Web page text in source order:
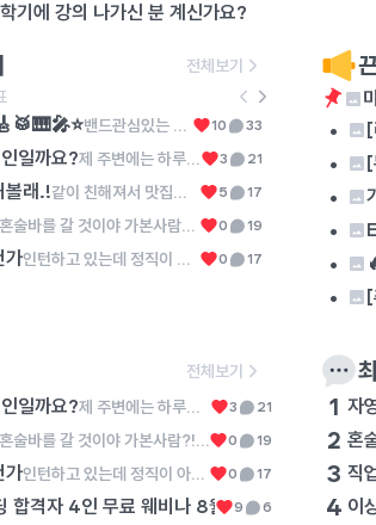
기에 강의 나가신 분 계신가요?
전체보기
밴드관심있는 사람?! 저번에 대학원생분들 모여서 합주 한번해봤는데 넘 좋더라구..!!!! રલા 나는,, 단순 일회성이아니라.. 장기적으로 밴드를 하거싶어서..!🥺✨ 음악이라는 좋은 관심사를 통해서 여럿이서 모여서 같이 뭘한다는게 엄청 뿌듯하고 재밌더라구?!!! >< 한번도 안해봤어도 괜찮아 ..!! 전공이 아니어도 괜찮아!!!! 그냥 밴드하는거에 진심인 사람이면 돼. 정기적으로 모여서 같이 합주하구 얘기도 나누고 내가 대문자 N이라서 그런지 모르겠는데..ㅋㅋ 나중에 혹시라도 잘되면 우리만의 자작곡같은거 만들어서 내거나 유명한 곡들 커버해서 인스타 계정 만들어서 혹시 우리 밴드가 커질수도 있나 .. 헤헤 라는 이상한 생각을 하기도 하지만(?) 여튼 너무 딥하게는 생각하지말고 ..! 밴드에 관심있거나 하고싶으면 나에게 꼭꼭 말해주었으면 해 ..!!!!!!!!! 𖤐 같이 재밌는 밴드 하자,,. 🥺✨ 🙏🏻🥲✨ 10 33
일까요? 제 주변에는 하루에 최소 15시간, 많게는 19시간을 자기 몸과 영혼을 갈아서 자영업에 종사하는 이웃들이 있습니다. 이 분들은 순수 마진이라도 건지기 위해서 하루에 최소한 이 정도는 일해야 하고, 월 매출 6,000만 원을 넘기지 못하면 아르바이트생 월급도 주지 못하고 유지보수비에도 투자하지 못합니다. 그렇다보니 이 분들은 남녀 할 것 없이 1년에 쉬는 날이 1월 첫 날, 설날 당일, 추석 당일 밖에 없다고 이야기합니다. 그런데 과거 정부에서는 이 분들이 벌어들인 소득에 불필요하게 세금을 매기려 했고, 최저 시급도 너무 많이 올려서 코로나19 시기에는 이 분들이 애써 일구어 낸 사업을 접어야 하였습니다. 며칠 전 어느 대표님의 폐업을 돕는 일을 잠시 했습니다. 일을 하는 과정에서 켜켜이 쌓인 재고를 보며 마음이 너무 무거워졌습니다. 퇴근하고 학술논문을 쓰러 가는 길에 '사업을 하는 분들은 죄인인가?'라는 생각에 잠기곤 했습니다. 사업이란 이것이다! 도대체 사업을 하시는 분들이 무슨 죄를 지었길래 이러한 수모를 당해야만 하는지 이해가 가지 않습니다. 사업하는 분들을 조용히 응원하기라도 하면 몰라요. 그런데, 사업하는 분들이나 다주택자에 대해서 우리 사회는 저 분들을 적대시하기만 하고 저 분들에게서 돈을 뜯어내려고만 하고 있습니다. 우리는 이 분들이 낸 세금으로 살아가고 있는데, 이 분들의 입장이 되어 보기라도 했는지 모르겠습니다. 우연히 다주택자 분을 만나서 이야기를 나눠 봤습니다. "내가 국민학교 다녔을 때는 2명의 누나들과 4명의 형제들이랑 라면 한 봉지를 나눠서 먹을 정도로 힘들게 살았다. 중학생 때는 공납금을 제 때에 내지 못해서 쫓겨나는 것은 아닐까 불안해하며 살았다. 가난을 내 대에서 끊고, 내 자식과 손자들은 잘 살면 좋겠다는 일념으로 설날 당일과 추석 당일을 빼고 쉰 적이 없었고, 어렵게 모은 돈으로 불우한 청소년들한테 장학금도 주고 빌딩도 사고 아파트도 샀다. 그런데, 정부에서 가진 사람들에게 세금을 더 매기면 못 가진 사람들은 오히려 더 살기 힘들어진다. 다들 이걸 알기나 하는지 모르겠다." 사업을 하며 살아가는 사람들의 이야기는 조용히 묻히는 것이 너무 통탄스럽습니다. 다주택자들의 치열한 삶의 현장 또한 조용히 묻히는 것이 너무 아쉽습니다. 이런 이유로 저는 진보당이나 기본소득당 같은 반(反)기업 세력에 대해서는 그 글자를 보기만 해도 화가 치밀어오릅니다. 국민의힘이나 더불어민주당, 조국혁신당에서는 대기업 임원 출신(양향자 전 경기도지사 후보), 금융인 출신(김상욱 울산광역시장), 외국계 기업 출신(이언주 의원, 이해민 의원)이 꽤 있다 보니 경제 관념이 있는 사람들이 많다만 진보당이나 기본소득당에서는 사회생활을 해 본 사람이 단 한 명도 없어서 경제 관념이 없는 사람들이 많아 보입니다(보통 이런 부류들이 '투쟁', '분배'라는 말을 많이 씁니다). 그럼, 자영업자와 다주택자는 죄인일까요? 진짜 죄인은 '투쟁'과 '분배'를 외쳐대는 자들이 아닐까요? 3 21
볼래.! 같이 친해져서 맛집이나 카페가면 좋겠당.! 학사때 코로나때라 대학친구를 못사귀었는데ㅜ 대학원서 친구 만들고싶어😁 5 17
나는 오늘 혼술바를 갈 것이야 가본사람?! 후기좀! 0 19
가 인턴하고 있는데 정직이 아니니까... 자기소개도 뭐가 어렵네 아휴 슬프다 0 17
진심으
좋아하
미국
배드민
석사생
• [
• [
•
•
•
• [
전체보기
일까요? 제 주변에는 하루에 최소 15시간, 많게는 19시간을 자기 몸과 영혼을 갈아서 자영업에 종사하는 이웃들이 있습니다. 이 분들은 순수 마진이라도 건지기 위해서 하루에 최소한 이 정도는 일해야 하고, 월 매출 6,000만 원을 넘기지 못하면 아르바이트생 월급도 주지 못하고 유지보수비에도 투자하지 못합니다. 그렇다보니 이 분들은 남녀 할 것 없이 1년에 쉬는 날이 1월 첫 날, 설날 당일, 추석 당일 밖에 없다고 이야기합니다. 그런데 과거 정부에서는 이 분들이 벌어들인 소득에 불필요하게 세금을 매기려 했고, 최저 시급도 너무 많이 올려서 코로나19 시기에는 이 분들이 애써 일구어 낸 사업을 접어야 하였습니다. 며칠 전 어느 대표님의 폐업을 돕는 일을 잠시 했습니다. 일을 하는 과정에서 켜켜이 쌓인 재고를 보며 마음이 너무 무거워졌습니다. 퇴근하고 학술논문을 쓰러 가는 길에 '사업을 하는 분들은 죄인인가?'라는 생각에 잠기곤 했습니다. 사업이란 이것이다! 도대체 사업을 하시는 분들이 무슨 죄를 지었길래 이러한 수모를 당해야만 하는지 이해가 가지 않습니다. 사업하는 분들을 조용히 응원하기라도 하면 몰라요. 그런데, 사업하는 분들이나 다주택자에 대해서 우리 사회는 저 분들을 적대시하기만 하고 저 분들에게서 돈을 뜯어내려고만 하고 있습니다. 우리는 이 분들이 낸 세금으로 살아가고 있는데, 이 분들의 입장이 되어 보기라도 했는지 모르겠습니다. 우연히 다주택자 분을 만나서 이야기를 나눠 봤습니다. "내가 국민학교 다녔을 때는 2명의 누나들과 4명의 형제들이랑 라면 한 봉지를 나눠서 먹을 정도로 힘들게 살았다. 중학생 때는 공납금을 제 때에 내지 못해서 쫓겨나는 것은 아닐까 불안해하며 살았다. 가난을 내 대에서 끊고, 내 자식과 손자들은 잘 살면 좋겠다는 일념으로 설날 당일과 추석 당일을 빼고 쉰 적이 없었고, 어렵게 모은 돈으로 불우한 청소년들한테 장학금도 주고 빌딩도 사고 아파트도 샀다. 그런데, 정부에서 가진 사람들에게 세금을 더 매기면 못 가진 사람들은 오히려 더 살기 힘들어진다. 다들 이걸 알기나 하는지 모르겠다." 사업을 하며 살아가는 사람들의 이야기는 조용히 묻히는 것이 너무 통탄스럽습니다. 다주택자들의 치열한 삶의 현장 또한 조용히 묻히는 것이 너무 아쉽습니다. 이런 이유로 저는 진보당이나 기본소득당 같은 반(反)기업 세력에 대해서는 그 글자를 보기만 해도 화가 치밀어오릅니다. 국민의힘이나 더불어민주당, 조국혁신당에서는 대기업 임원 출신(양향자 전 경기도지사 후보), 금융인 출신(김상욱 울산광역시장), 외국계 기업 출신(이언주 의원, 이해민 의원)이 꽤 있다 보니 경제 관념이 있는 사람들이 많다만 진보당이나 기본소득당에서는 사회생활을 해 본 사람이 단 한 명도 없어서 경제 관념이 없는 사람들이 많아 보입니다(보통 이런 부류들이 '투쟁', '분배'라는 말을 많이 씁니다). 그럼, 자영업자와 다주택자는 죄인일까요? 진짜 죄인은 '투쟁'과 '분배'를 외쳐대는 자들이 아닐까요? 3 21
나는 오늘 혼술바를 갈 것이야 가본사람?! 후기좀! 0 19
가 인턴하고 있는데 정직이 아니니까... 자기소개도 뭐가 어렵네 아휴 슬프다 0 17
합격자 4인 무료 웨비나 8월 6일 목요일 1PM🎓
9 6
1 자
2 혼
3 직
4 이